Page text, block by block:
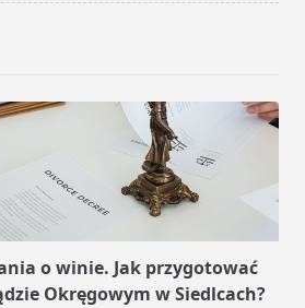
o winie. Jak przygotować
Okręgowym w Siedlcach?